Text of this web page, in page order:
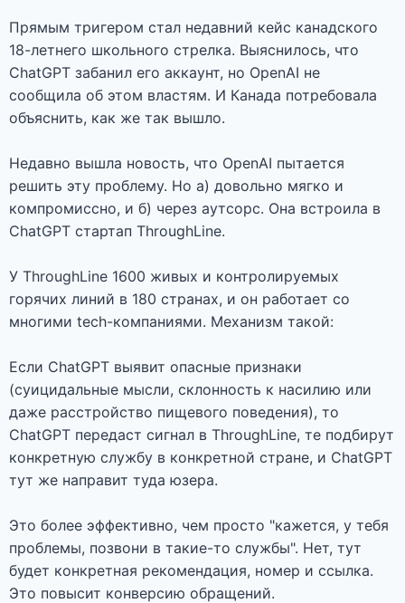
Прямым тригером стал недавний кейс канадского
18-летнего школьного стрелка. Выяснилось, что
ChatGPT забанил его аккаунт, но OpenAI не
сообщила об этом властям. И Канада потребовала
объяснить, как же так вышло.
Недавно вышла новость, что OpenAI пытается
решить эту проблему. Но а) довольно мягко и
компромиссно, и б) через аутсорс. Она встроила в
ChatGPT стартап ThroughLine.
У ThroughLine 1600 живых и контролируемых
горячих линий в 180 странах, и он работает со
многими tech-компаниями. Механизм такой:
Если ChatGPT выявит опасные признаки
(суицидальные мысли, склонность к насилию или
даже расстройство пищевого поведения), то
ChatGPT передаст сигнал в ThroughLine, те подбирут
конкретную службу в конкретной стране, и ChatGPT
тут же направит туда юзера.
Это более эффективно, чем просто "кажется, у тебя
проблемы, позвони в такие-то службы". Нет, тут
будет конкретная рекомендация, номер и ссылка.
Это повысит конверсию обращений.